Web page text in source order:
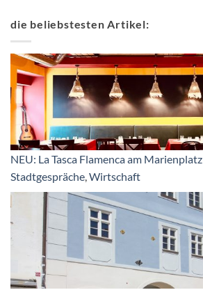
die beliebstesten Artikel:
NEU: La Tasca Flamenca am Marienplatz
Stadtgespräche,Wirtschaft